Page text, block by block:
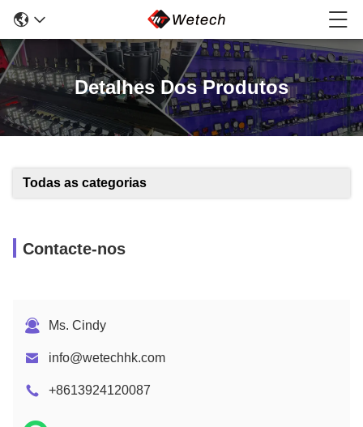
Detalhes Dos Produtos
Todas as categorias
Contacte-nos
Ms. Cindy
info@wetechhk.com
+8613924120087